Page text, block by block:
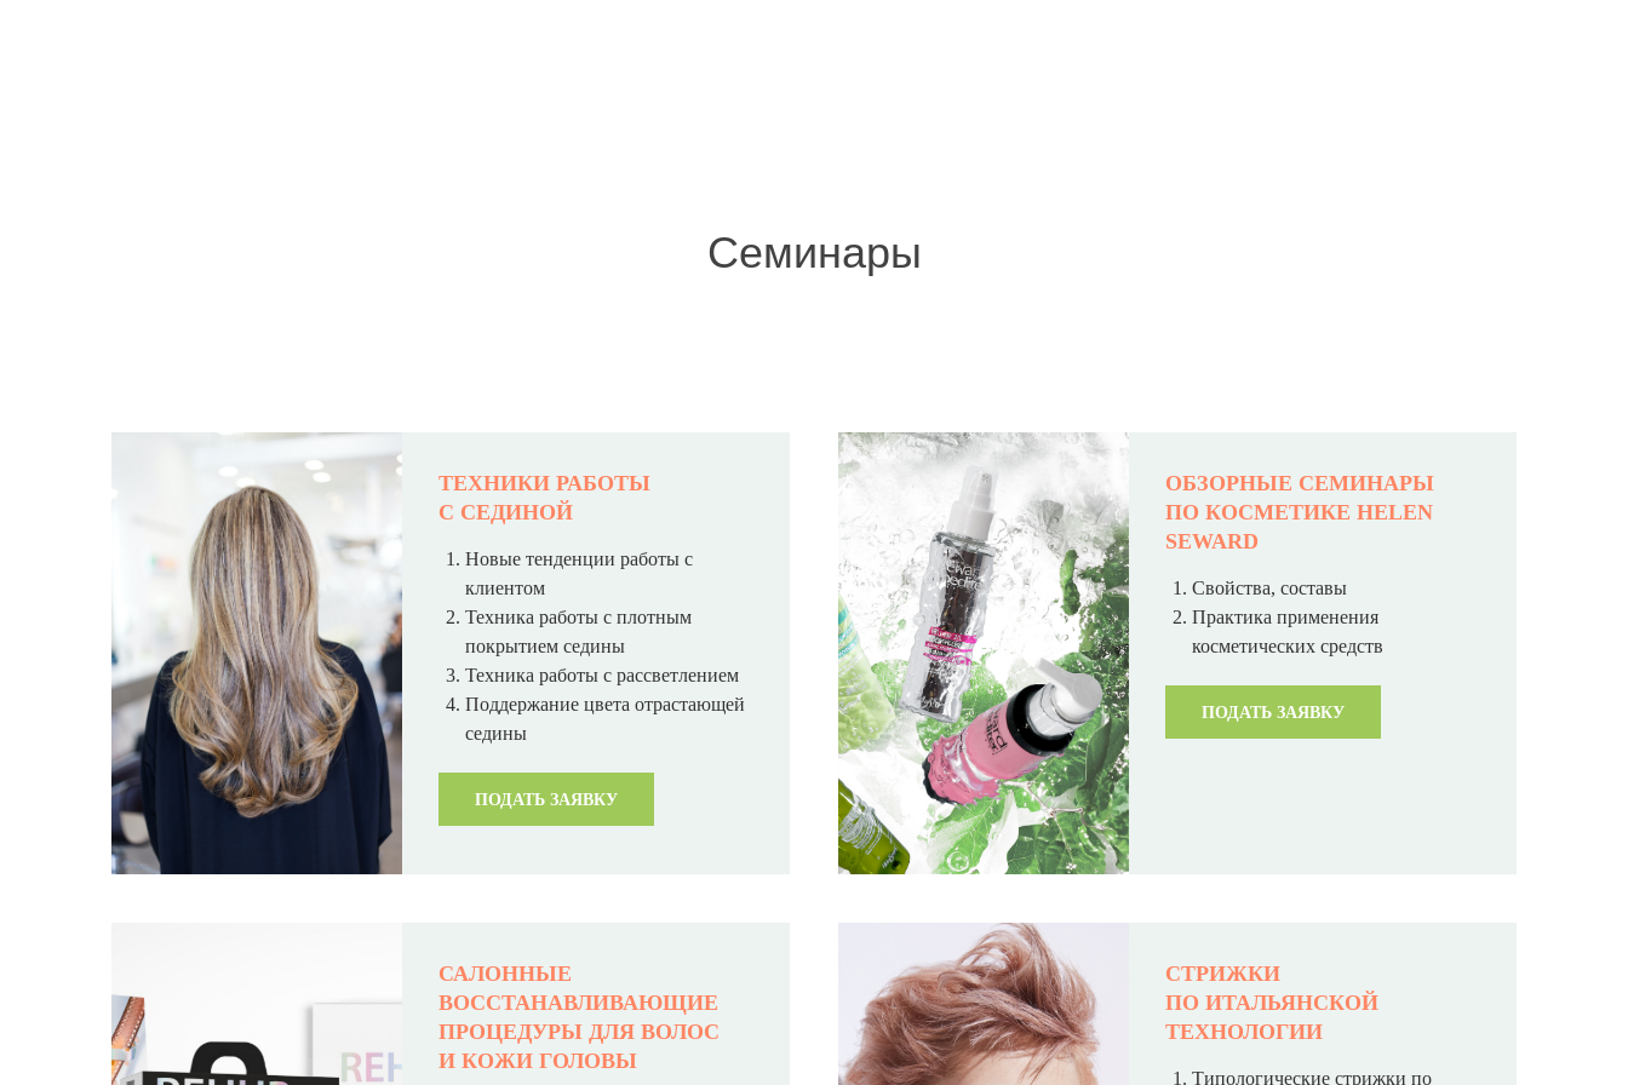
ПРОФЕССИОНАЛОВ
Семинары
ТЕХНИКИ РАБОТЫ
С СЕДИНОЙ
Новые тенденции работы с
клиентом
Техника работы с плотным
покрытием седины
Техника работы с рассветлением
Поддержание цвета отрастающей
седины
ПОДАТЬ ЗАЯВКУ
ОБЗОРНЫЕ СЕМИНАРЫ
ПО КОСМЕТИКЕ HELEN
SEWARD
Свойства, составы
Практика применения
косметических средств
ПОДАТЬ ЗАЯВКУ
САЛОННЫЕ
ВОССТАНАВЛИВАЮЩИЕ
ПРОЦЕДУРЫ ДЛЯ ВОЛОС
И КОЖИ ГОЛОВЫ
СТРИЖКИ
ПО ИТАЛЬЯНСКОЙ
ТЕХНОЛОГИИ
Типологические стрижки по